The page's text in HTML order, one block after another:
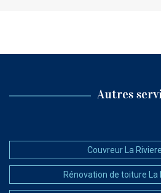
Autres
Couvreur La
Rénovation de toiture La